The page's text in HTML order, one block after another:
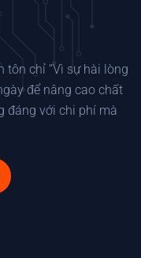
tôn chỉ “Vì sự hài lòng
để nâng cao chất
đáng với chi phí mà